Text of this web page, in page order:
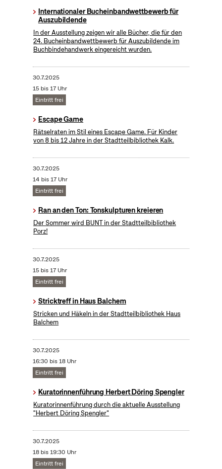
Internationaler Bucheinbandwettbewerb für
Auszubildende
In der Ausstellung zeigen wir alle Bücher, die für den
24. Bucheinbandwettbewerb für Auszubildende im
Buchbindehandwerk eingereicht wurden.
30.7.2025
15 bis 17 Uhr
Eintritt frei
Escape Game
Rätselraten im Stil eines Escape Game. Für Kinder
von 8 bis 12 Jahre in der Stadtteilbibliothek Kalk.
30.7.2025
14 bis 17 Uhr
Eintritt frei
Ran an den Ton: Tonskulpturen kreieren
Der Sommer wird BUNT in der Stadtteilbibliothek
Porz!
30.7.2025
15 bis 17 Uhr
Eintritt frei
Stricktreff in Haus Balchem
Stricken und Häkeln in der Stadtteilbibliothek Haus
Balchem
30.7.2025
16:30 bis 18 Uhr
Eintritt frei
Kuratorinnenführung Herbert Döring Spengler
Kuratorinnenführung durch die aktuelle Ausstellung
"Herbert Döring Spengler"
30.7.2025
18 bis 19:30 Uhr
Eintritt frei